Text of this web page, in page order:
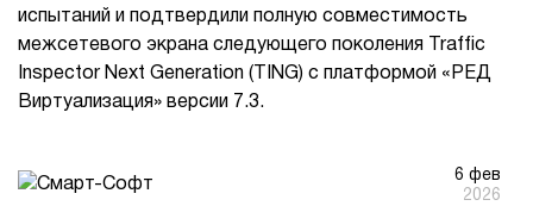
испытаний и подтвердили полную совместимость
межсетевого экрана следующего поколения Traffic
Inspector Next Generation (TING) с платформой «РЕД
Виртуализация» версии 7.3.
6 фев
2026